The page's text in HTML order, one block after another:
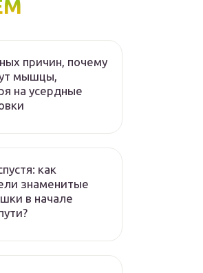
причин, почему
мышцы,
на усердные
как
знаменитые
в начале